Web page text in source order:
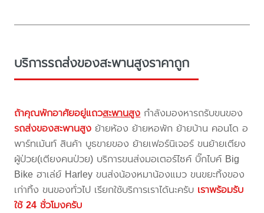
บริการรถส่งของสะพานสูงราคาถูก
ถ้าคุณพักอาศัยอยู่แถวสะพานสูง กำลังมองหารถรับขนของ
รถส่งของสะพานสูง ย้ายห้อง ย้ายหอพัก ย้ายบ้าน คอนโด อ
พาร์ทเม้นท์ สินค้า บูธขายของ ย้ายเฟอร์นิเจอร์ ขนย้ายเตียง
ผู้ป่วย(เตียงคนป่วย) บริการขนส่งมอเตอร์ไซค์ บิ๊กไบค์ Big
Bike ฮาเล่ย์ Harley ขนส่งน้องหมาน้องแมว ขนขยะทิ้งของ
เก่าทิ้ง ขนของทั่วไป เรียกใช้บริการเราได้นะครับ เราพร้อมรับ
ใช้ 24 ชั่วโมงครับ